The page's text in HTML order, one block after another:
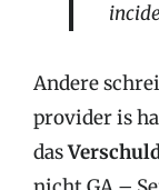
Andere
provider is
das